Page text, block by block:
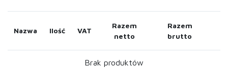
Nazwa Ilość VAT
Razem
netto
Razem
brutto
Brak produktów